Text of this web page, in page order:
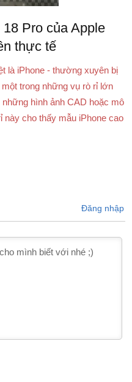
Pro của Apple
thực tế
là iPhone - thường xuyên bị
trong những vụ rò rỉ lớn
hình ảnh CAD hoặc mô
này cho thấy mẫu iPhone cao
Đăng nhập